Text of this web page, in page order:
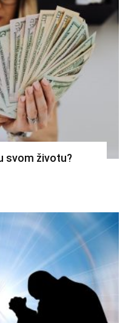
svom životu?